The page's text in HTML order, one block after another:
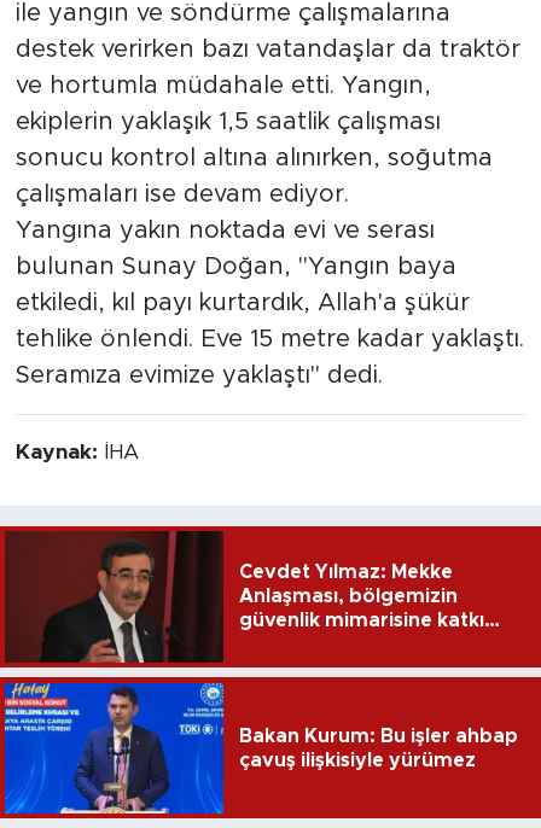
ile yangın ve söndürme çalışmalarına
destek verirken bazı vatandaşlar da traktör
ve hortumla müdahale etti. Yangın,
ekiplerin yaklaşık 1,5 saatlik çalışması
sonucu kontrol altına alınırken, soğutma
çalışmaları ise devam ediyor.
Yangına yakın noktada evi ve serası
bulunan Sunay Doğan, "Yangın baya
etkiledi, kıl payı kurtardık, Allah'a şükür
tehlike önlendi. Eve 15 metre kadar yaklaştı.
Seramıza evimize yaklaştı" dedi.
Kaynak: İHA
Cevdet Yılmaz: Mekke
Anlaşması, bölgemizin
güvenlik mimarisine katkı
Bakan Kurum: Bu işler ahbap
çavuş ilişkisiyle yürümez